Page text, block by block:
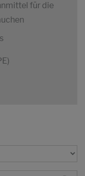
für die